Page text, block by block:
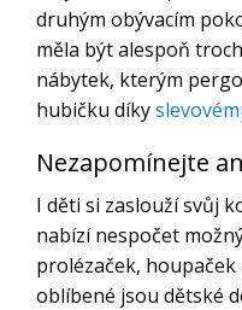
druhým obývacím
měla být alespoň
nábytek, kterým
hubičku díky
Nezapomínejte
I děti si zaslouží svůj
nabízí nespočet
prolézaček, houpaček
oblíbené jsou dětské